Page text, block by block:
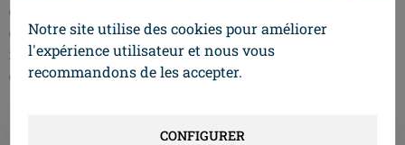
construisons l'inverse : un actif marketing, un funnel,
qui vous appartient (votre trafic, votre base, votre
réputation) et qui prend de la valeur chaque mois au lieu
de s'épuiser à chaque campagne.
Notre site utilise des cookies pour améliorer
l'expérience utilisateur et nous vous
recommandons de les accepter.
CONFIGURER